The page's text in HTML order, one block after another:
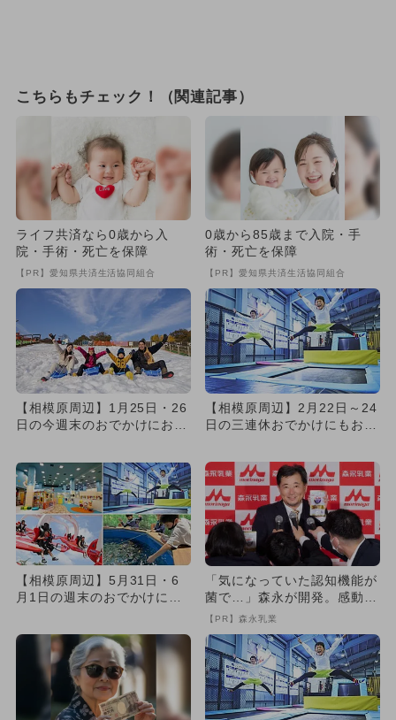
こちらもチェック！（関連記事）
ライフ共済なら0歳から入
院・手術・死亡を保障
【PR】愛知県共済生活協同組合
0歳から85歳まで入院・手
術・死亡を保障
【PR】愛知県共済生活協同組合
【相模原周辺】1月25日・26
日の今週末のおでかけにおす
【相模原周辺】2月22日～24
日の三連休おでかけにもおす
【相模原周辺】5月31日・6
月1日の週末のおでかけにお
キ...
「気になっていた認知機能が
菌で…」森永が開発。感動の
70代続出
【PR】森永乳業